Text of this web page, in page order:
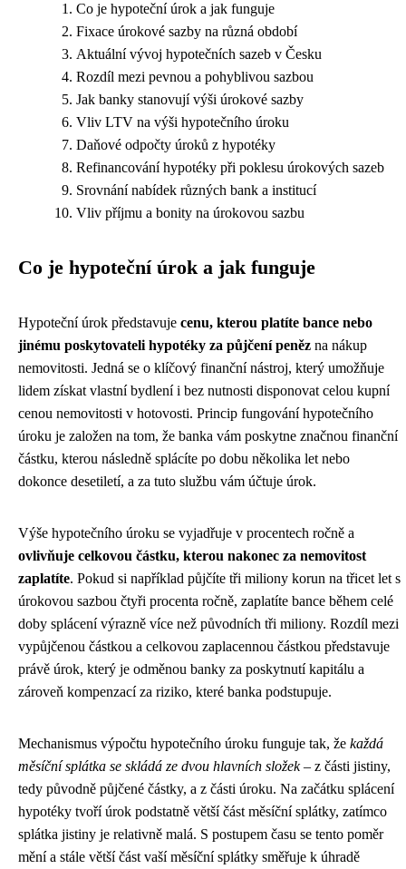
Co je hypoteční úrok a jak funguje
Fixace úrokové sazby na různá období
Aktuální vývoj hypotečních sazeb v Česku
Rozdíl mezi pevnou a pohyblivou sazbou
Jak banky stanovují výši úrokové sazby
Vliv LTV na výši hypotečního úroku
Daňové odpočty úroků z hypotéky
Refinancování hypotéky při poklesu úrokových sazeb
Srovnání nabídek různých bank a institucí
Vliv příjmu a bonity na úrokovou sazbu
Co je hypoteční úrok a jak funguje
Hypoteční úrok představuje cenu, kterou platíte bance nebo
jinému poskytovateli hypotéky za půjčení peněz na nákup
nemovitosti. Jedná se o klíčový finanční nástroj, který umožňuje
lidem získat vlastní bydlení i bez nutnosti disponovat celou kupní
cenou nemovitosti v hotovosti. Princip fungování hypotečního
úroku je založen na tom, že banka vám poskytne značnou finanční
částku, kterou následně splácíte po dobu několika let nebo
dokonce desetiletí, a za tuto službu vám účtuje úrok.
Výše hypotečního úroku se vyjadřuje v procentech ročně a
ovlivňuje celkovou částku, kterou nakonec za nemovitost
zaplatíte. Pokud si například půjčíte tři miliony korun na třicet let s
úrokovou sazbou čtyři procenta ročně, zaplatíte bance během celé
doby splácení výrazně více než původních tři miliony. Rozdíl mezi
vypůjčenou částkou a celkovou zaplacennou částkou představuje
právě úrok, který je odměnou banky za poskytnutí kapitálu a
zároveň kompenzací za riziko, které banka podstupuje.
Mechanismus výpočtu hypotečního úroku funguje tak, že každá
měsíční splátka se skládá ze dvou hlavních složek– z části jistiny,
tedy původně půjčené částky, a z části úroku. Na začátku splácení
hypotéky tvoří úrok podstatně větší část měsíční splátky, zatímco
splátka jistiny je relativně malá. S postupem času se tento poměr
mění a stále větší část vaší měsíční splátky směřuje k úhradě